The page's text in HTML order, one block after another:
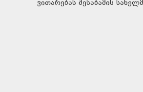
ვითარებას შესაბამის